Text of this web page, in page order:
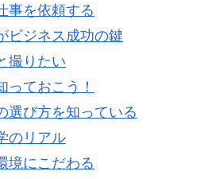
事を依頼する
ビジネス成功の鍵
撮りたい
っておこう！
選び方を知っている
のリアル
境にこだわる